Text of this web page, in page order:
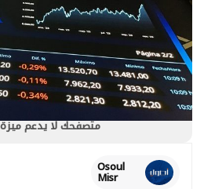
متصفحك لا يدعم
Osoul
Misr